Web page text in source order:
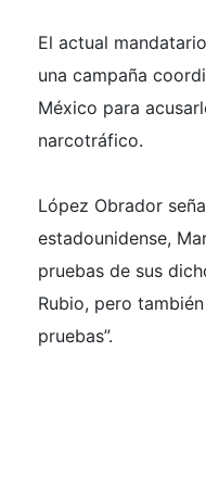
El actual
una campaña
México para
narcotráfico.
López Obrador
estadounidense,
pruebas de sus
Rubio, pero
pruebas”.